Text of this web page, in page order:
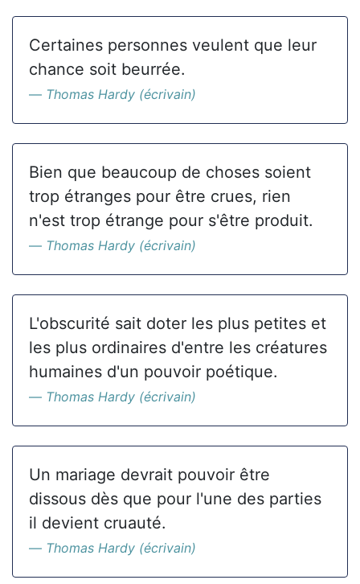
Certaines personnes veulent que leur
chance soit beurrée.
Thomas Hardy (écrivain)
Bien que beaucoup de choses soient
trop étranges pour être crues, rien
n'est trop étrange pour s'être produit.
Thomas Hardy (écrivain)
L'obscurité sait doter les plus petites et
les plus ordinaires d'entre les créatures
humaines d'un pouvoir poétique.
Thomas Hardy (écrivain)
Un mariage devrait pouvoir être
dissous dès que pour l'une des parties
il devient cruauté.
Thomas Hardy (écrivain)